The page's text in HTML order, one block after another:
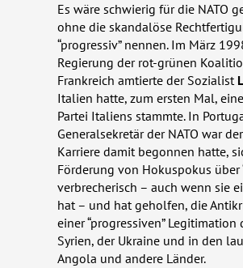
Es wäre schwierig für die NATO
ohne die skandalöse
“progressiv” nennen. Im März
Regierung der rot-grünen
Frankreich amtierte der Sozialist
Italien hatte, zum ersten Mal,
Partei Italiens stammte. In
Generalsekretär der NATO war
Karriere damit begonnen hatte,
Förderung von Hokuspokus über
verbrecherisch – auch wenn sie
hat – und hat geholfen, die
einer “progressiven”
Syrien, der Ukraine und in den
Angola und andere Länder.